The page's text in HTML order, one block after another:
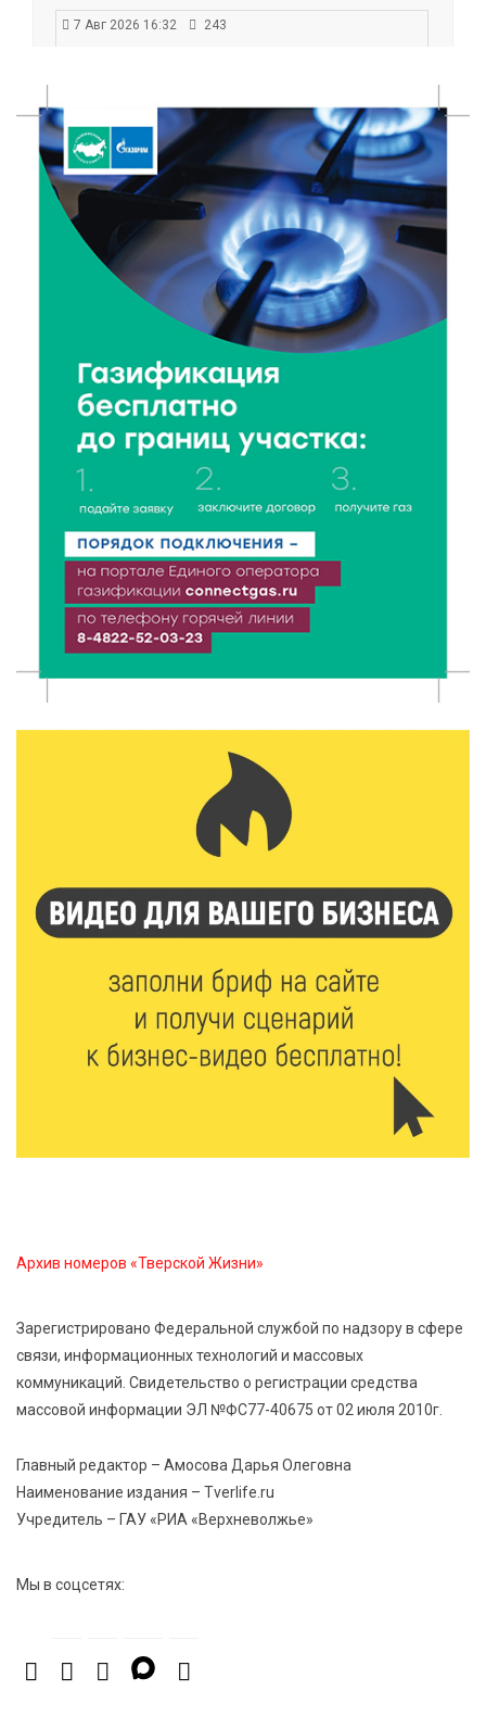
7 Авг 2026 16:32 243
7 Авг 2026 16:02
Сладкая программа в Твери: дегустация мёда и
рассказ о жизни пчёл
7 Авг 2026 15:41 109
Открыт набор на программу амбассадоров для
студентов российских вузов
7 Авг 2026 15:37 129
Жителям Тверской области напомнили об
опасности домашних заготовок
7 Авг 2026 15:32 136
Золотой век “Горьковки”: как А. М. Кузнецова
изменила библиотечную жизнь Верхневолжья
7 Авг 2026 15:30 110
«Россети Центр» отремонтировали почти 270
На Петербургском марафоне «Пушкин — Петербург»
появится новая беговая трасса для
профессиональных спортсменов
7 Авг 2026 15:02 890
От звёздочек к чемпионам: в Твери отметили
заслуги тренеров и атлетов
Медицина стала самым популярным направлением у
абитуриентов в 2026 году
От сортировки мусора до жилья для ветеранов СВО:
Владимир Васильев получил удостоверение
7 Авг 2026 13:32 284
В Старице состоится бесплатный фестиваль
авиамоделей
7 Авг 2026 13:02 208
Как уберечься от клещей: рекомендации
Роспотребнадзора и текущая статистика
Архив номеров «Тверской Жизни»
Зарегистрировано Федеральной службой по надзору в сфере
связи, информационных технологий и массовых
коммуникаций. Свидетельство о регистрации средства
массовой информации ЭЛ №ФС77-40675 от 02 июля 2010г.
Главный редактор – Амосова Дарья Олеговна
Наименование издания – Tverlife.ru
Учредитель – ГАУ «РИА «Верхневолжье»
Мы в соцсетях: